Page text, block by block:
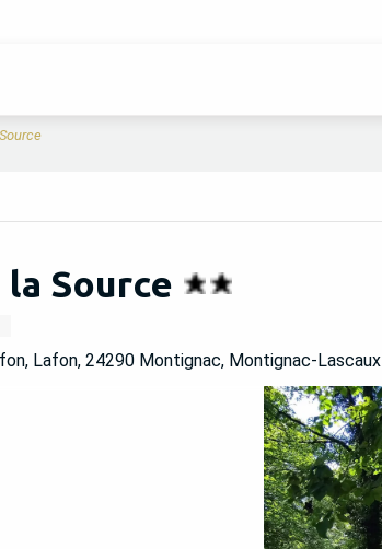
Source
Lafon, 24290 Montignac, Montignac-Lascaux